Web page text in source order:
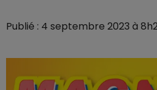
Publié : 4 septembre 2023 à